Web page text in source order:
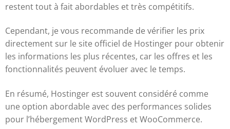
restent tout à fait abordables et très compétitifs.
Cependant, je vous recommande de vérifier les prix
directement sur le site officiel de Hostinger pour obtenir
les informations les plus récentes, car les offres et les
fonctionnalités peuvent évoluer avec le temps.
En résumé, Hostinger est souvent considéré comme
une option abordable avec des performances solides
pour l’hébergement WordPress et WooCommerce.